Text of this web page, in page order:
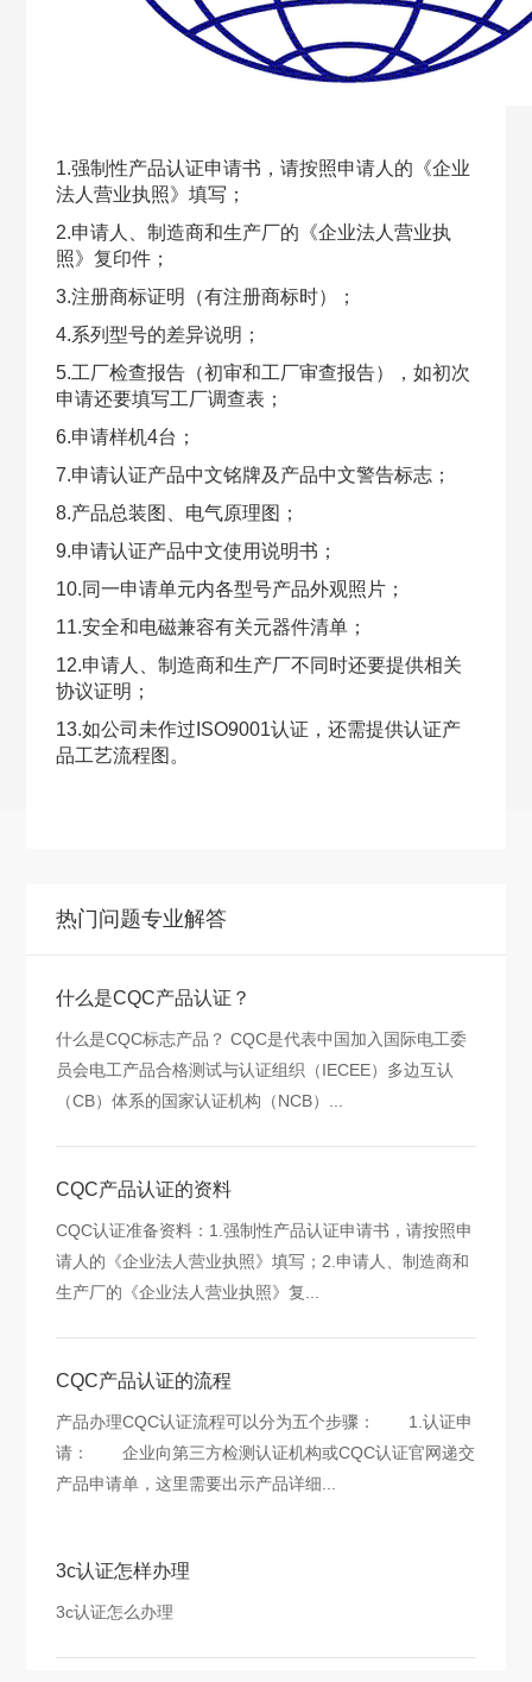
1.强制性产品认证申请书，请按照申请人的《企业
法人营业执照》填写；
2.申请人、制造商和生产厂的《企业法人营业执
照》复印件；
3.注册商标证明（有注册商标时）；
4.系列型号的差异说明；
5.工厂检查报告（初审和工厂审查报告），如初次
申请还要填写工厂调查表；
6.申请样机4台；
7.申请认证产品中文铭牌及产品中文警告标志；
8.产品总装图、电气原理图；
9.申请认证产品中文使用说明书；
10.同一申请单元内各型号产品外观照片；
11.安全和电磁兼容有关元器件清单；
12.申请人、制造商和生产厂不同时还要提供相关
协议证明；
13.如公司未作过ISO9001认证，还需提供认证产
品工艺流程图。
热门问题专业解答
什么是CQC产品认证？
什么是CQC标志产品？ CQC是代表中国加入国际电工委
员会电工产品合格测试与认证组织（IECEE）多边互认
（CB）体系的国家认证机构（NCB）...
CQC产品认证的资料
CQC认证准备资料：1.强制性产品认证申请书，请按照申
请人的《企业法人营业执照》填写；2.申请人、制造商和
生产厂的《企业法人营业执照》复...
CQC产品认证的流程
产品办理CQC认证流程可以分为五个步骤： 1.认证申
请： 企业向第三方检测认证机构或CQC认证官网递交
产品申请单，这里需要出示产品详细...
3c认证怎样办理
3c认证怎么办理